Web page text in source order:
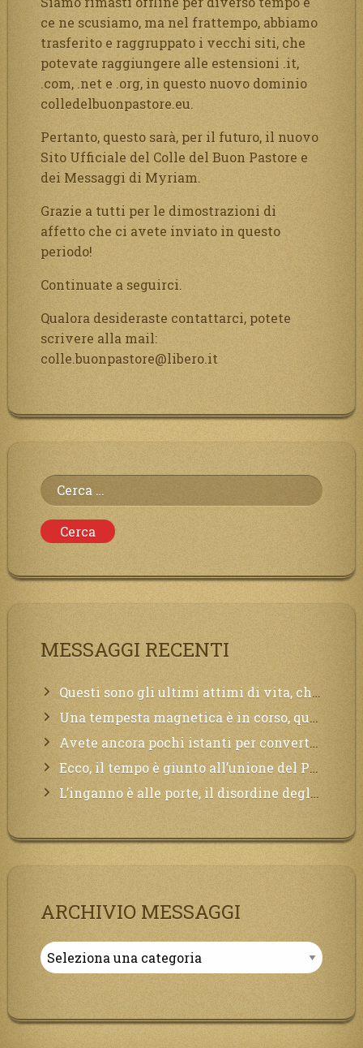
ce ne scusiamo, ma nel frattempo, abbiamo
trasferito e raggruppato i vecchi siti, che
potevate raggiungere alle estensioni .it,
.com, .net e .org, in questo nuovo dominio
colledelbuonpastore.eu.
Pertanto, questo sarà, per il futuro, il nuovo
Sito Ufficiale del Colle del Buon Pastore e
dei Messaggi di Myriam.
Grazie a tutti per le dimostrazioni di
affetto che ci avete inviato in questo
periodo!
Continuate a seguirci.
Qualora desideraste contattarci, potete
scrivere alla mail:
colle.buonpastore@libero.it
Ricerca
per:
MESSAGGI RECENTI
Questi sono gli ultimi attimi di vita, chi si vuole salvare Mi chiami in suo aiuto.
Una tempesta magnetica è in corso, questa generazione patirà. Il black out non tarderà ad arrivare e tutta la Terra sarà oscurata.
Avete ancora pochi istanti per convertirvi, non perdete tempo, la sciagura arriverà all’improvviso e per chi non si sarà preparato saranno dolori.
Ecco, il tempo è giunto all’unione del Padre con il figlio, non avete che da attendere pochissimo.
L’inganno è alle porte, il disordine degli ordinati urlerà perdono, ma sarà troppo tardi, il tradimento è stato grande!
ARCHIVIO MESSAGGI
Archivio
Messaggi